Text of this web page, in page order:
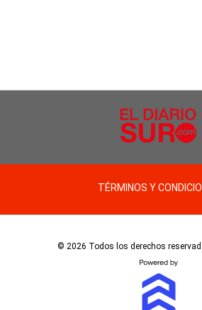
TÉRMINOS Y
© 2026 Todos los derechos